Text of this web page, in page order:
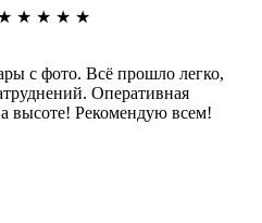
★ ★ ★ ★
с фото. Всё прошло легко,
Оперативная
высоте! Рекомендую всем!